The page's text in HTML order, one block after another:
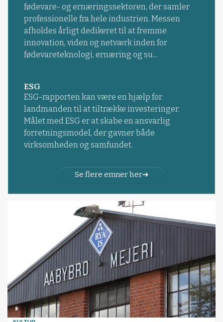
fødevare- og ernæringssektoren, der samler
professionelle fra hele industrien. Messen
afholdes årligt dedikeret til at fremme
innovation, viden og netværk inden for
fødevareteknologi, ernæring og su...
ESG
ESG-rapporten kan være en hjælp for
landmanden til at tiltrække investeringer.
Målet med ESG er at skabe en ansvarlig
forretningsmodel, der gavner både
virksomheden og samfundet.
Se flere emner her